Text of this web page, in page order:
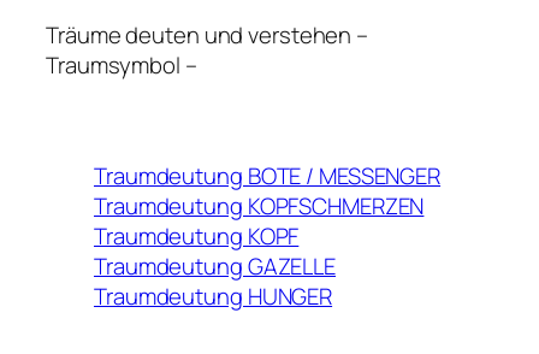
Träume deuten und verstehen –
Traumsymbol –
Traumdeutung BOTE / MESSENGER
Traumdeutung KOPFSCHMERZEN
Traumdeutung KOPF
Traumdeutung GAZELLE
Traumdeutung HUNGER